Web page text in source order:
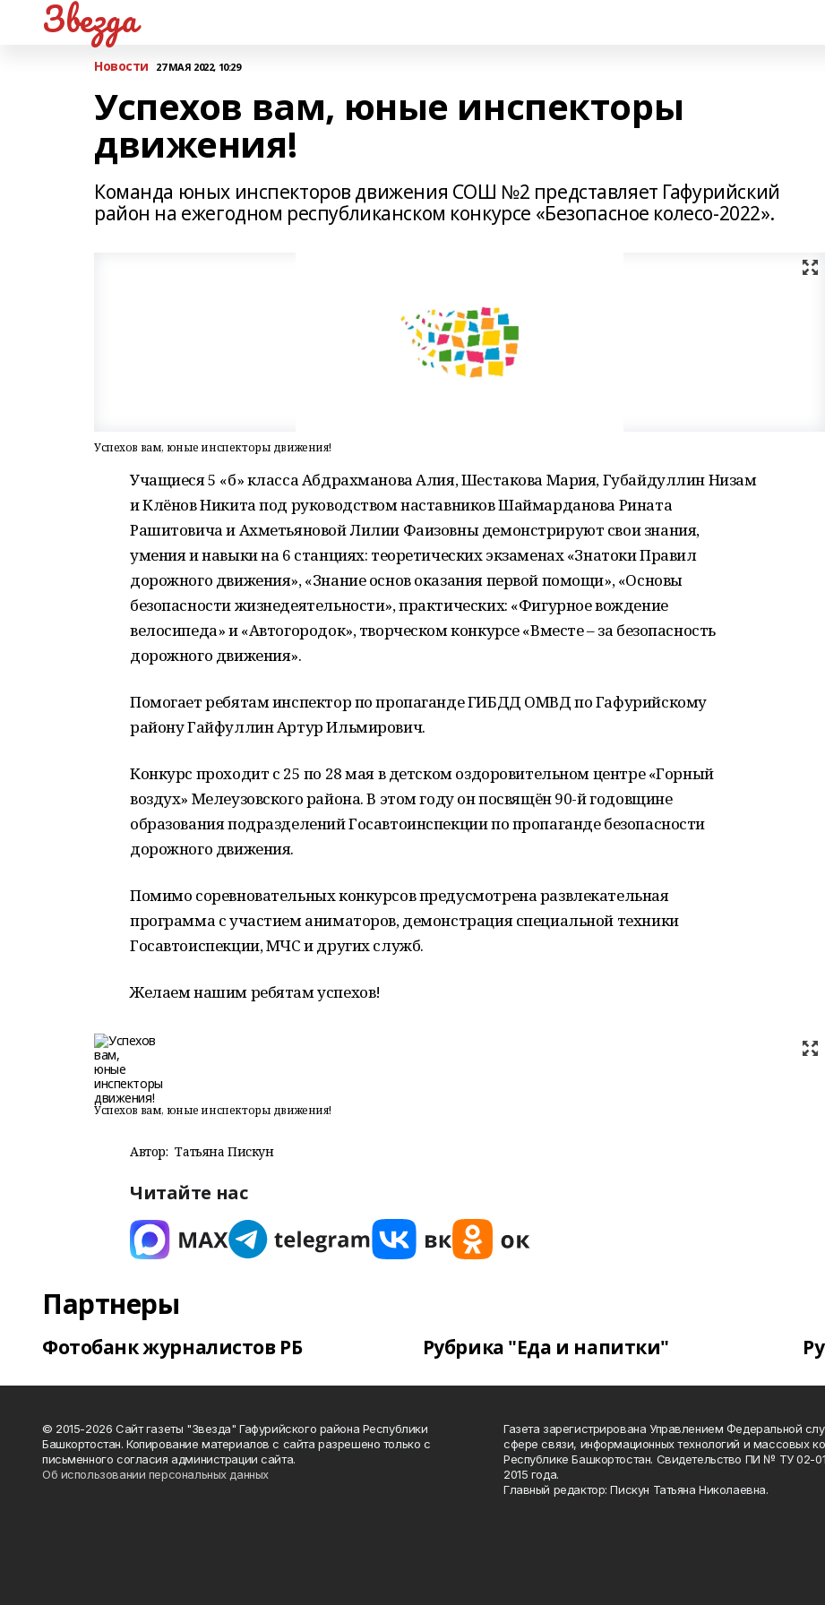
Звезда
Новости 27 МАЯ 2022, 10:29
Успехов вам, юные инспекторы
движения!
Команда юных инспекторов движения СОШ №2 представляет Гафурийский
район на ежегодном республиканском конкурсе «Безопасное колесо-2022».
Успехов вам, юные инспекторы движения!
Учащиеся 5 «б» класса Абдрахманова Алия, Шестакова Мария, Губайдуллин Низам
и Клёнов Никита под руководством наставников Шаймарданова Рината
Рашитовича и Ахметьяновой Лилии Фаизовны демонстрируют свои знания,
умения и навыки на 6 станциях: теоретических экзаменах «Знатоки Правил
дорожного движения», «Знание основ оказания первой помощи», «Основы
безопасности жизнедеятельности», практических: «Фигурное вождение
велосипеда» и «Автогородок», творческом конкурсе «Вместе – за безопасность
дорожного движения».
Помогает ребятам инспектор по пропаганде ГИБДД ОМВД по Гафурийскому
району Гайфуллин Артур Ильмирович.
Конкурс проходит с 25 по 28 мая в детском оздоровительном центре «Горный
воздух» Мелеузовского района. В этом году он посвящён 90-й годовщине
образования подразделений Госавтоинспекции по пропаганде безопасности
дорожного движения.
Помимо соревновательных конкурсов предусмотрена развлекательная
программа с участием аниматоров, демонстрация специальной техники
Госавтоиспекции, МЧС и других служб.
Желаем нашим ребятам успехов!
Успехов вам, юные инспекторы движения!
Автор: Татьяна Пискун
Читайте нас
Партнеры
Фотобанк журналистов РБ Рубрика "Еда и напитки"
© 2015-2026 Сайт газеты "Звезда" Гафурийского района Республики
Башкортостан. Копирование материалов с сайта разрешено только с
письменного согласия администрации сайта.
Об использовании персональных данных
Газета зарегистрирована Управлением Федеральной
сфере связи, информационных технологий и массовых
Республике Башкортостан. Свидетельство ПИ № ТУ 02-
2015 года.
Главный редактор: Пискун Татьяна Николаевна.